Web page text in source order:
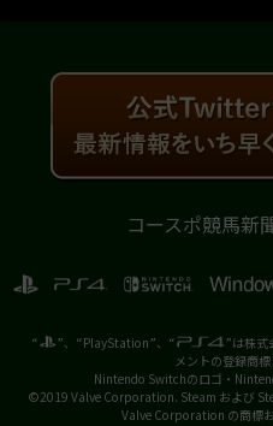
コースポ競馬新
“ ”、“PlayStation”、“
”は株式
メントの登録商標
Nintendo Switchのロゴ・
©2019 Valve Corporation. Steam および
Valve Corporation の商標